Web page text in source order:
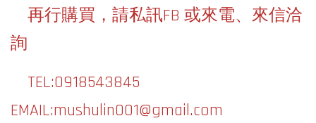
再行購買，請私訊FB 或來電、來信洽
詢
TEL:0918543845
EMAIL:mushulin001@gmail.com